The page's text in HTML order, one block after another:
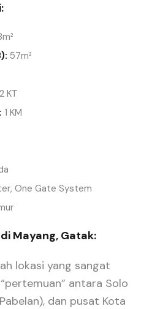
57m²
2 KT
1 KM
One Gate System
Mayang, Gatak:
lokasi yang sangat
antara Solo
dan pusat Kota